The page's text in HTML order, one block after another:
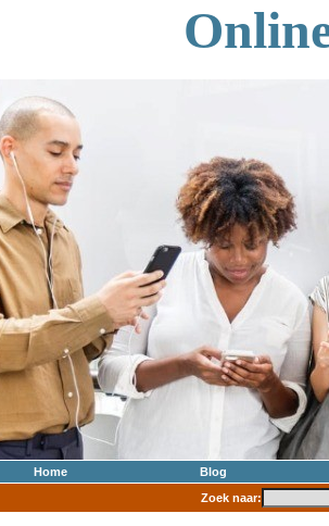
Home
Blog
Zoek naar: